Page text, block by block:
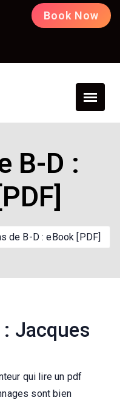
Book Now
B-D :
de B-D : eBook [PDF]
Jacques
qui lire un pdf
sont bien